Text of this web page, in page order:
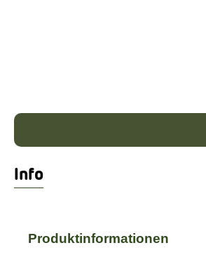
Info
Produktinformationen